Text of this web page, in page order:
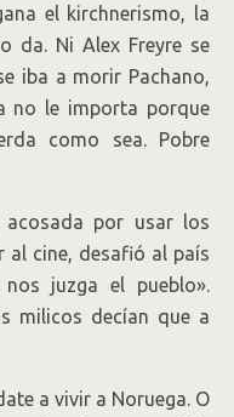
el kirchnerismo, la
da. Ni Alex Freyre se
iba a morir Pachano,
no le importa porque
como sea. Pobre
, acosada por usar los
al cine, desafió al país
juzga el pueblo».
milicos decían que a
a vivir a Noruega. O